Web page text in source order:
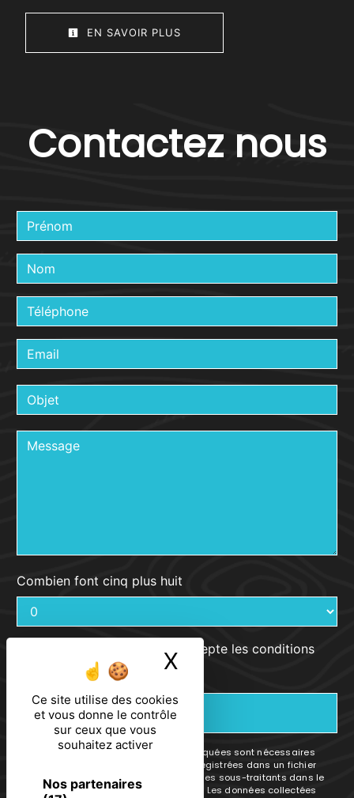
Ce site utilise des cookies
et vous donne le contrôle
sur ceux que vous
souhaitez activer
Nos partenaires
X Masquer le
EN SAVOIR PLUS
Contactez nous
Combien font cinq plus huit
En cochant cette case, j'accepte les conditions
particulières ci-dessous **
ENVOYER
** Les données personnelles communiquées sont nécessaires
aux fins de vous contacter et sont enregistrées dans un fichier
informatisé. Elles sont destinées à et ses sous-traitants dans le
seul but de répondre à votre message. Les données collectées